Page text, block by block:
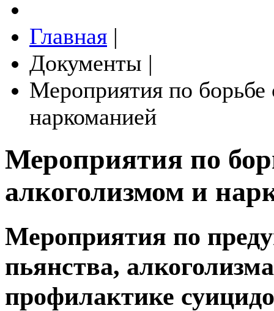
Главная |
Документы |
Мероприятия по борьбе
наркоманией
Мероприятия по
алкоголизмом и
Мероприятия по
пьянства,
профилактике